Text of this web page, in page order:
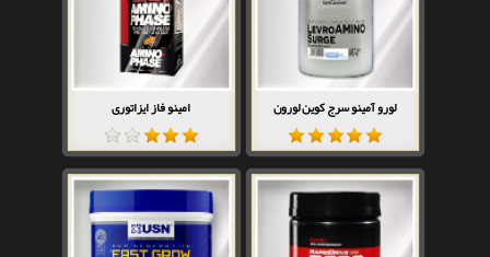
لورو آمینو سرج کوین لورون امینو فاز ایزاتوری